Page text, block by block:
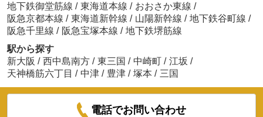
地下鉄御堂筋線 / 東海道本線 / おおさか東線 /
阪急京都本線 / 東海道新幹線 / 山陽新幹線 / 地下鉄谷町線 /
阪急千里線 / 阪急宝塚本線 / 地下鉄堺筋線
駅から探す
新大阪 / 西中島南方 / 東三国 / 中崎町 / 江坂 /
天神橋筋六丁目 / 中津 / 豊津 / 塚本 / 三国
電話でお問い合わせ